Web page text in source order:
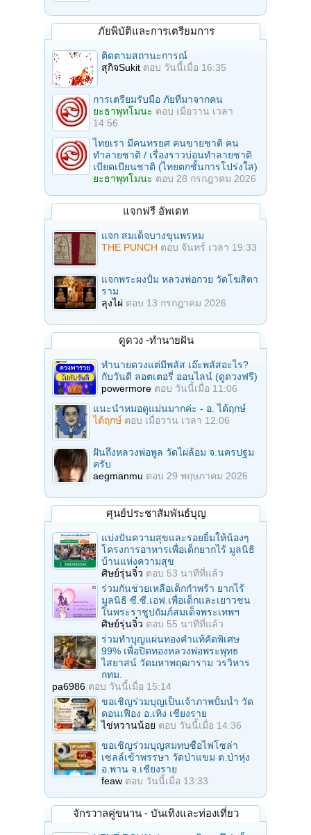
ภัยพิบัติและการเตรียมการ
ติดตามสถานะการณ์
สุกิจSukit ตอบ วันนี้เมื่อ 16:35
การเตรียมรับมือ ภัยที่มาจากคน
ยะธาพุทโมนะ ตอบ เมื่อวาน เวลา
14:56
ไทยเรา มีคนทรยศ คนขายชาติ คน
ทำลายชาติ / เรื่องราวบ่อนทำลายชาติ
เบียดเบียนชาติ (ไทยตกชั้นการโปร่งใส)
ยะธาพุทโมนะ ตอบ 28 กรกฎาคม 2026
แจกฟรี อัพเดท
แจก สมเด็จบางขุนพรหม
THE PUNCH ตอบ จันทร์ เวลา 19:33
แจกพระผงปั้ม หลวงพ่อกวย วัดโฆสิตา
ราม
ลุงไผ่ ตอบ 13 กรกฎาคม 2026
ดูดวง -ทำนายฝัน
ทำนายดวงแต่มีพลัส เอ๊ะพลัสอะไร?
กับวันดี ลอตเตอรี่ ออนไลน์ (ดูดวงฟรี)
powermore ตอบ วันนี้เมื่อ 11:06
แนะนำหมอดูแม่นมากค่ะ - อ. ได้ฤกษ์
ได้ฤกษ์ ตอบ เมื่อวาน เวลา 12:06
ฝันถึงหลวงพ่อพูล วัดไผ่ล้อม จ.นครปฐม
ครับ
aegmanmu ตอบ 29 พฤษภาคม 2026
ศุนย์ประชาสัมพันธ์บุญ
แบ่งปันความสุขและรอยยิ้มให้น้องๆ
โครงการอาหารเพื่อเด็กยากไร้ มูลนิธิ
บ้านแห่งความสุข
ศิษย์รุ่นจิ๋ว ตอบ 53 นาทีที่แล้ว
ร่วมกันช่วยเหลือเด็กกําพร้า ยากไร้
มูลนิธิ ซี.ซี.เอฟ.เพื่อเด็กและเยาวชน
ในพระราชูปถัมภ์สมเด็จพระเทพฯ
ศิษย์รุ่นจิ๋ว ตอบ 55 นาทีที่แล้ว
ร่วมทําบุญแผ่นทองคำแท้คัดพิเศษ
99% เพื่อปิดทองหลวงพ่อพระพุทธ
ไสยาสน์ วัดมหาพฤฒาราม วรวิหาร
กทม.
pa6986 ตอบ วันนี้เมื่อ 15:14
ขอเชิญร่วมบุญเป็นเจ้าภาพปั้มน้ำ วัด
ดอนเฟือง อ.เทิง เชียงราย
ไข่หวานน้อย ตอบ วันนี้เมื่อ 14:36
ขอเชิญร่วมบุญสมทบซื้อไฟโซล่า
เซลล์เข้าพรรษา วัดป่าแขม ต.ป่าหุ่ง
อ.พาน จ.เชียงราย
feaw ตอบ วันนี้เมื่อ 13:33
จักรวาลคู่ขนาน - บันเทิงและท่องเที่ยว